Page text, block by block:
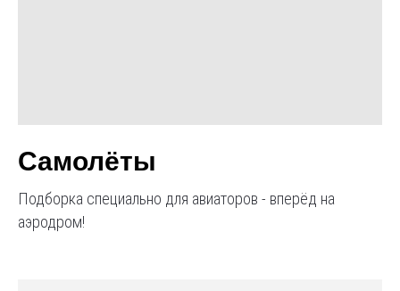
Самолёты
Подборка специально для авиаторов - вперёд на
аэродром!